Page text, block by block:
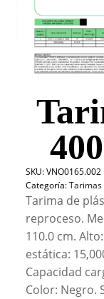
SKU:VNO0165.002
Categoría:Tarimas
Tarima de
reproceso.
110.0 cm.
estática:
Capacidad
Color: Negro.